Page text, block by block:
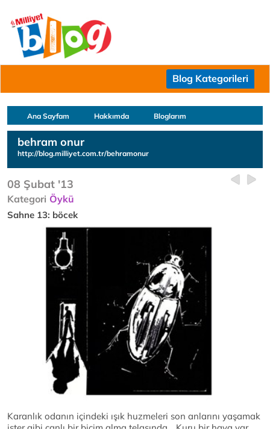
Blog Kategorileri
Ana Sayfam Hakkımda Bloglarım
behram onur
http://blog.milliyet.com.tr/behramonur
08 Şubat '13
Kategori Öykü
Sahne 13: böcek
Karanlık odanın içindeki ışık huzmeleri son anlarını yaşamak